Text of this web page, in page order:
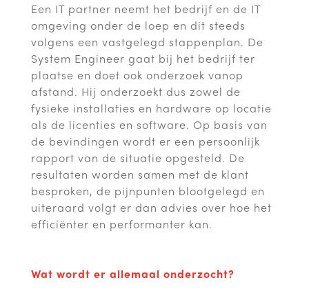
Een IT partner neemt het bedrijf en de IT
omgeving onder de loep en dit steeds
volgens een vastgelegd stappenplan. De
System Engineer gaat bij het bedrijf ter
plaatse en doet ook onderzoek vanop
afstand. Hij onderzoekt dus zowel de
fysieke installaties en hardware op locatie
als de licenties en software. Op basis van
de bevindingen wordt er een persoonlijk
rapport van de situatie opgesteld. De
resultaten worden samen met de klant
besproken, de pijnpunten blootgelegd en
uiteraard volgt er dan advies over hoe het
efficiënter en performanter kan.
Wat wordt er allemaal onderzocht?